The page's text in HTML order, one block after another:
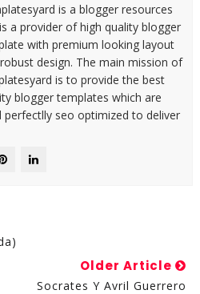
is a blogger resources
a provider of high quality blogger
with premium looking layout
design. The main mission of
is to provide the best
blogger templates which are
perfectlly seo optimized to deliver
Older Article
Socrates Y Avril Guerrero